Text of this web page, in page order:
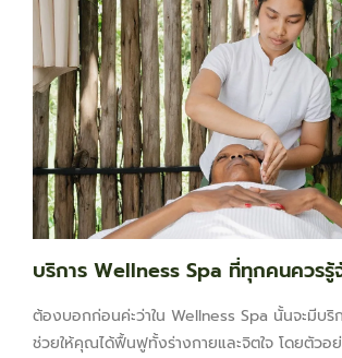
บริการ Wellness Spa ที่ทุกคนควรรู้
ต้องบอกก่อนค่ะว่าใน Wellness Spa นั้นจะมีบริ
ช่วยให้คุณได้ฟื้นฟูทั้งร่างกายและจิตใจ โดยตัวอ